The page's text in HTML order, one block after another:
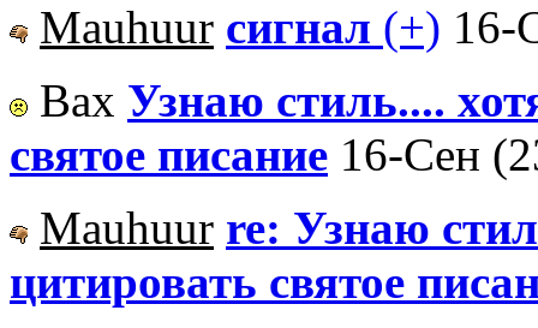
Mauhuur сигнал (+) 16-
Вах Узнаю стиль....
святое писание 16-Сен
Mauhuur re: Узнаю
цитировать святое